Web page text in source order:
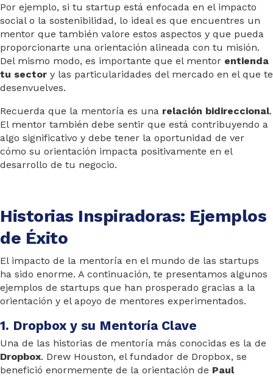
Por ejemplo, si tu startup está enfocada en el impacto
social o la sostenibilidad, lo ideal es que encuentres un
mentor que también valore estos aspectos y que pueda
proporcionarte una orientación alineada con tu misión.
Del mismo modo, es importante que el mentor entienda
tu sector y las particularidades del mercado en el que te
desenvuelves.
Recuerda que la mentoría es una relación bidireccional.
El mentor también debe sentir que está contribuyendo a
algo significativo y debe tener la oportunidad de ver
cómo su orientación impacta positivamente en el
desarrollo de tu negocio.
Historias Inspiradoras: Ejemplos
de Éxito
El impacto de la mentoría en el mundo de las startups
ha sido enorme. A continuación, te presentamos algunos
ejemplos de startups que han prosperado gracias a la
orientación y el apoyo de mentores experimentados.
1. Dropbox y su Mentoría Clave
Una de las historias de mentoría más conocidas es la de
Dropbox. Drew Houston, el fundador de Dropbox, se
benefició enormemente de la orientación de Paul